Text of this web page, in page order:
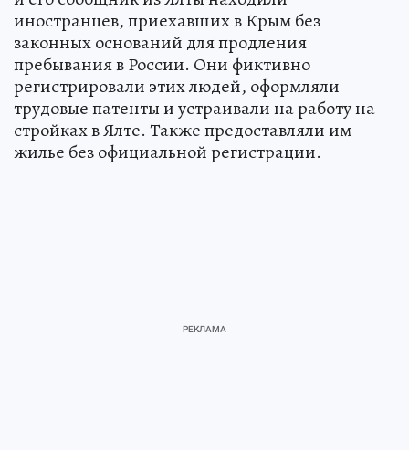
иностранцев, приехавших в Крым без
законных оснований для продления
пребывания в России. Они фиктивно
регистрировали этих людей, оформляли
трудовые патенты и устраивали на работу на
стройках в Ялте. Также предоставляли им
жилье без официальной регистрации.